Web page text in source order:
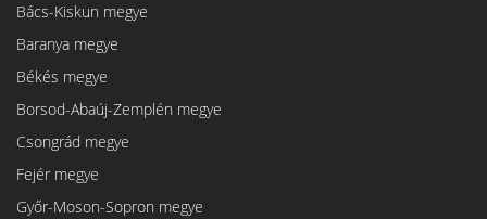
Bács-Kiskun megye
Baranya megye
Békés megye
Borsod-Abaúj-Zemplén megye
Csongrád megye
Fejér megye
Győr-Moson-Sopron megye